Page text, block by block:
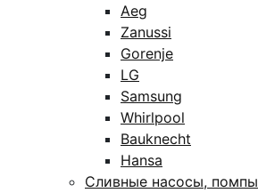
Aeg
Zanussi
Gorenje
LG
Samsung
Whirlpool
Bauknecht
Hansa
Сливные насосы, помпы